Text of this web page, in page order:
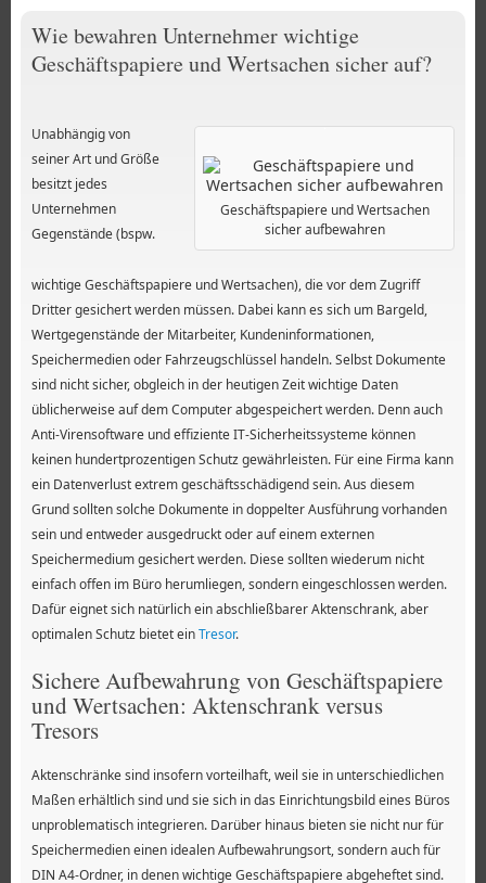
Wie bewahren Unternehmer wichtige
Geschäftspapiere und Wertsachen sicher auf?
Geschäftspapiere und Wertsachen
sicher aufbewahren
Unabhängig von
seiner Art und Größe
besitzt jedes
Unternehmen
Gegenstände (bspw.
wichtige Geschäftspapiere und Wertsachen), die vor dem Zugriff
Dritter gesichert werden müssen. Dabei kann es sich um Bargeld,
Wertgegenstände der Mitarbeiter, Kundeninformationen,
Speichermedien oder Fahrzeugschlüssel handeln. Selbst Dokumente
sind nicht sicher, obgleich in der heutigen Zeit wichtige Daten
üblicherweise auf dem Computer abgespeichert werden. Denn auch
Anti-Virensoftware und effiziente IT-Sicherheitssysteme können
keinen hundertprozentigen Schutz gewährleisten. Für eine Firma kann
ein Datenverlust extrem geschäftsschädigend sein. Aus diesem
Grund sollten solche Dokumente in doppelter Ausführung vorhanden
sein und entweder ausgedruckt oder auf einem externen
Speichermedium gesichert werden. Diese sollten wiederum nicht
einfach offen im Büro herumliegen, sondern eingeschlossen werden.
Dafür eignet sich natürlich ein abschließbarer Aktenschrank, aber
optimalen Schutz bietet einTresor.
Sichere Aufbewahrung von Geschäftspapiere
und Wertsachen: Aktenschrank versus
Tresors
Aktenschränke sind insofern vorteilhaft, weil sie in unterschiedlichen
Maßen erhältlich sind und sie sich in das Einrichtungsbild eines Büros
unproblematisch integrieren. Darüber hinaus bieten sie nicht nur für
Speichermedien einen idealen Aufbewahrungsort, sondern auch für
DIN A4-Ordner, in denen wichtige Geschäftspapiere abgeheftet sind.